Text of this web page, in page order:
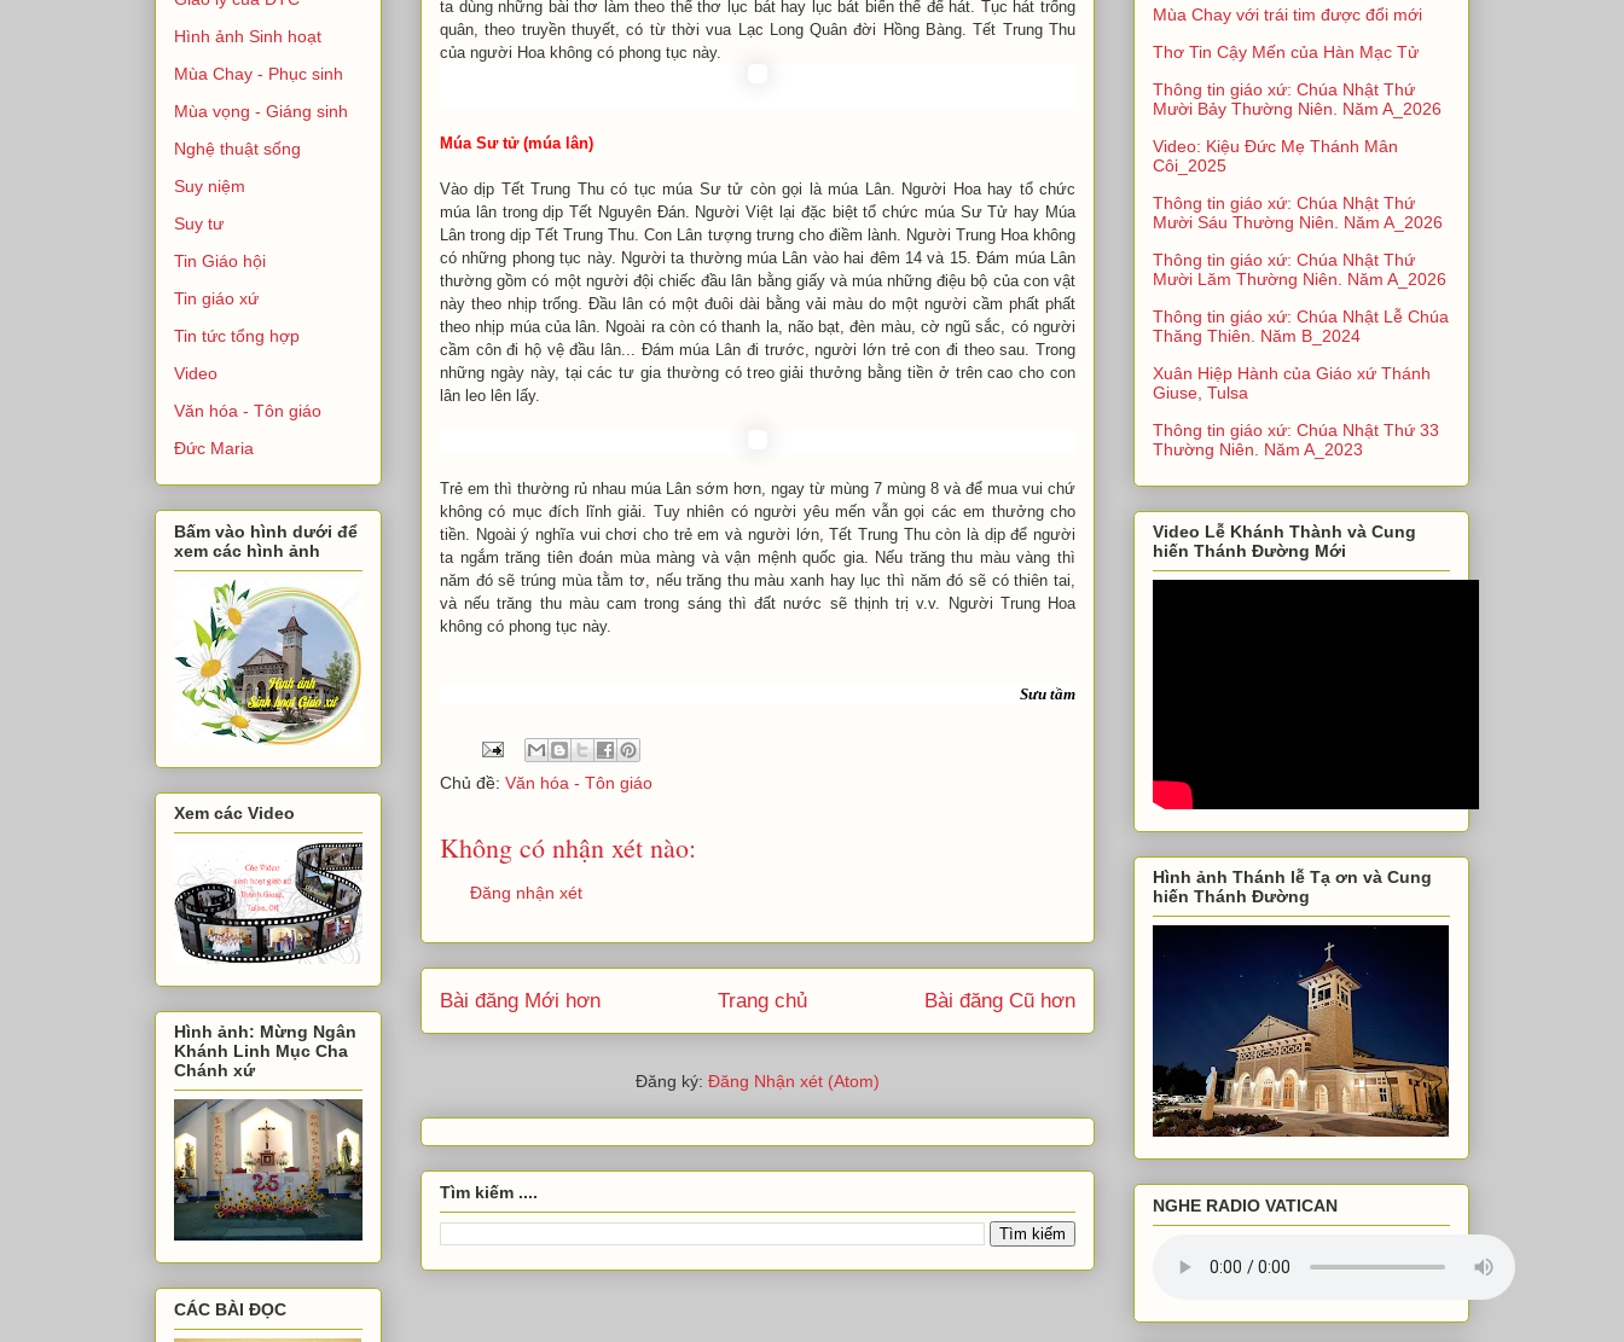
ta dùng những bài thơ làm theo thể thơ lục bát hay lục bát biến thể để hát. Tục hát trống
quân, theo truyền thuyết, có từ thời vua Lạc Long Quân đời Hồng Bàng. Tết Trung Thu
của người Hoa không có phong tục này.
Múa Sư tử (múa lân)
Vào dịp Tết Trung Thu có tục múa Sư tử còn gọi là múa Lân. Người Hoa hay tổ chức
múa lân trong dịp Tết Nguyên Đán. Người Việt lại đặc biệt tổ chức múa Sư Tử hay Múa
Lân trong dịp Tết Trung Thu. Con Lân tượng trưng cho điềm lành. Người Trung Hoa không
có những phong tục này. Người ta thường múa Lân vào hai đêm 14 và 15. Ðám múa Lân
thường gồm có một người đội chiếc đầu lân bằng giấy và múa những điệu bộ của con vật
này theo nhịp trống. Ðầu lân có một đuôi dài bằng vải màu do một người cầm phất phất
theo nhịp múa của lân. Ngoài ra còn có thanh la, não bạt, đèn màu, cờ ngũ sắc, có người
cầm côn đi hộ vệ đầu lân... Ðám múa Lân đi trước, người lớn trẻ con đi theo sau. Trong
những ngày này, tại các tư gia thường có treo giải thưởng bằng tiền ở trên cao cho con
lân leo lên lấy.
Trẻ em thì thường rủ nhau múa Lân sớm hơn, ngay từ mùng 7 mùng 8 và để mua vui chứ
không có mục đích lĩnh giải. Tuy nhiên có người yêu mến vẫn gọi các em thưởng cho
tiền. Ngoài ý nghĩa vui chơi cho trẻ em và người lớn, Tết Trung Thu còn là dịp để người
ta ngắm trăng tiên đoán mùa màng và vận mệnh quốc gia. Nếu trăng thu màu vàng thì
năm đó sẽ trúng mùa tằm tơ, nếu trăng thu màu xanh hay lục thì năm đó sẽ có thiên tai,
và nếu trăng thu màu cam trong sáng thì đất nước sẽ thịnh trị v.v. Người Trung Hoa
không có phong tục này.
Sưu tầm
Chủ đề: Văn hóa - Tôn giáo
Không có nhận xét nào:
Đăng nhận xét
Bài đăng Mới hơn Bài đăng Cũ hơn
Trang chủ
Đăng ký: Đăng Nhận xét (Atom)
Tìm kiếm ....
Hình ảnh Sinh hoạt
Mùa Chay - Phục sinh
Mùa vọng - Giáng sinh
Nghệ thuật sống
Suy niệm
Suy tư
Tin Giáo hội
Tin giáo xứ
Tin tức tổng hợp
Video
Văn hóa - Tôn giáo
Đức Maria
Bấm vào hình dưới để
xem các hình ảnh
Xem các Video
Hình ảnh: Mừng Ngân
Khánh Linh Mục Cha
Chánh xứ
CÁC BÀI ĐỌC
Mùa Chay với trái tim được đổi mới
Thơ Tin Cậy Mến của Hàn Mạc Tử
Thông tin giáo xứ: Chúa Nhật Thứ
Mười Bảy Thường Niên. Năm A_2026
Video: Kiệu Đức Mẹ Thánh Mân
Côi_2025
Thông tin giáo xứ: Chúa Nhật Thứ
Mười Sáu Thường Niên. Năm A_2026
Thông tin giáo xứ: Chúa Nhật Thứ
Mười Lăm Thường Niên. Năm A_2026
Thông tin giáo xứ: Chúa Nhật Lễ Chúa
Thăng Thiên. Năm B_2024
Xuân Hiệp Hành của Giáo xứ Thánh
Giuse, Tulsa
Thông tin giáo xứ: Chúa Nhật Thứ 33
Thường Niên. Năm A_2023
Video Lễ Khánh Thành và Cung
hiến Thánh Đường Mới
Hình ảnh Thánh lễ Tạ ơn và Cung
hiến Thánh Đường
NGHE RADIO VATICAN